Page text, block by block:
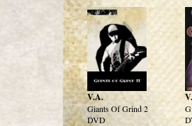
V.A.
Giants Of Grind 2
DVD